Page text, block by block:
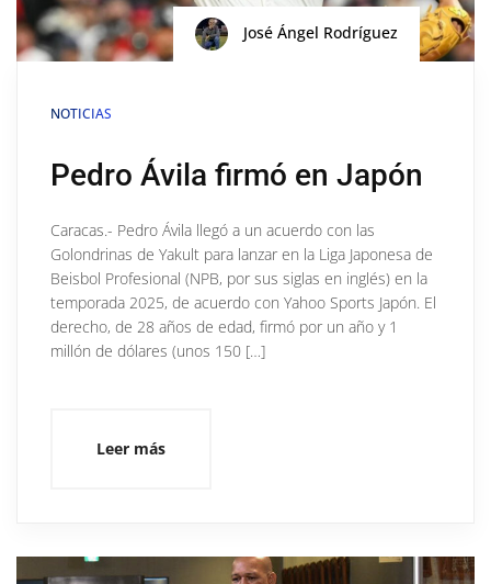
José Ángel Rodríguez
NOTICIAS
Pedro Ávila firmó en Japón
Caracas.- Pedro Ávila llegó a un acuerdo con las
Golondrinas de Yakult para lanzar en la Liga Japonesa de
Beisbol Profesional (NPB, por sus siglas en inglés) en la
temporada 2025, de acuerdo con Yahoo Sports Japón. El
derecho, de 28 años de edad, firmó por un año y 1
millón de dólares (unos 150 […]
Leer más